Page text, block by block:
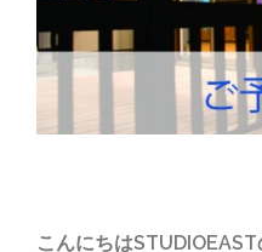
こんにちは